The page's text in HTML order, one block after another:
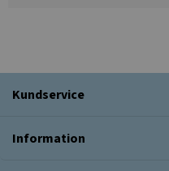
Kundservice
Information